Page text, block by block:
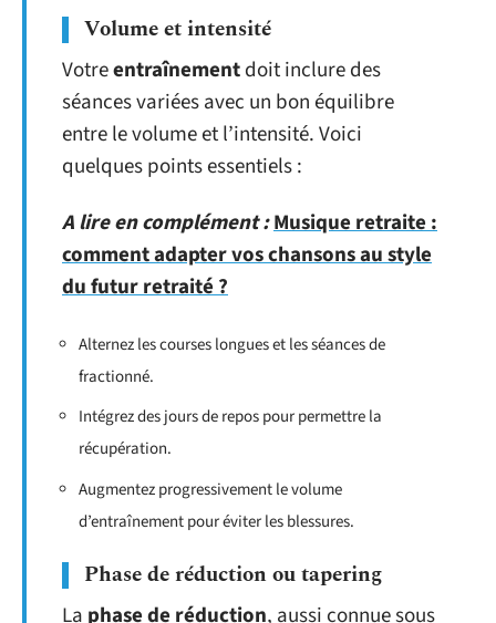
Volume et intensité
Votreentraînementdoit inclure des
séances variées avec un bon équilibre
entre le volume et l’intensité. Voici
quelques points essentiels :
A lire en complément :Musique retraite :
comment adapter vos chansons au style
du futur retraité ?
Alternez les courses longues et les séances de
fractionné.
Intégrez des jours de repos pour permettre la
récupération.
Augmentez progressivement le volume
d’entraînement pour éviter les blessures.
Phase de réduction ou tapering
La phase de réduction, aussi connue sous